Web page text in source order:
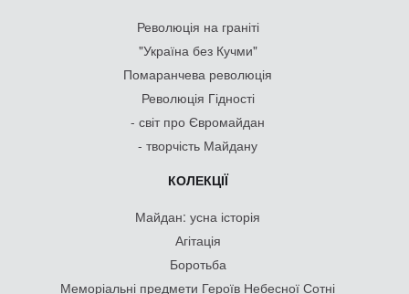
Революція на граніті
"Україна без Кучми"
Помаранчева революція
Революція Гідності
- світ про Євромайдан
- творчість Майдану
КОЛЕКЦІЇ
Майдан: усна історія
Агітація
Боротьба
Меморіальні предмети Героїв Небесної Сотні